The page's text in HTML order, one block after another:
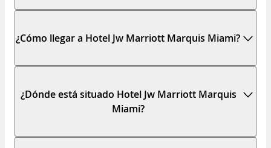
¿Cómo llegar a Hotel Jw Marriott Marquis Miami?
¿Dónde está situado Hotel Jw Marriott Marquis
Miami?